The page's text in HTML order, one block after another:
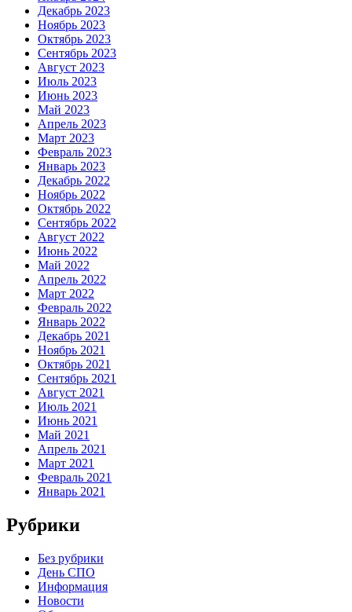
Декабрь 2023
Ноябрь 2023
Октябрь 2023
Сентябрь 2023
Август 2023
Июль 2023
Июнь 2023
Май 2023
Апрель 2023
Март 2023
Февраль 2023
Январь 2023
Декабрь 2022
Ноябрь 2022
Октябрь 2022
Сентябрь 2022
Август 2022
Июнь 2022
Май 2022
Апрель 2022
Март 2022
Февраль 2022
Январь 2022
Декабрь 2021
Ноябрь 2021
Октябрь 2021
Сентябрь 2021
Август 2021
Июль 2021
Июнь 2021
Май 2021
Апрель 2021
Март 2021
Февраль 2021
Январь 2021
Рубрики
Без рубрики
День СПО
Информация
Новости